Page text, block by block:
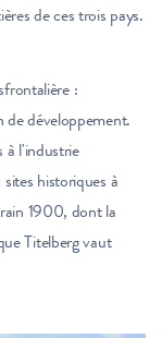
de ces trois pays.
:
de développement.
à l'industrie
historiques à
1900, dont la
Titelberg vaut